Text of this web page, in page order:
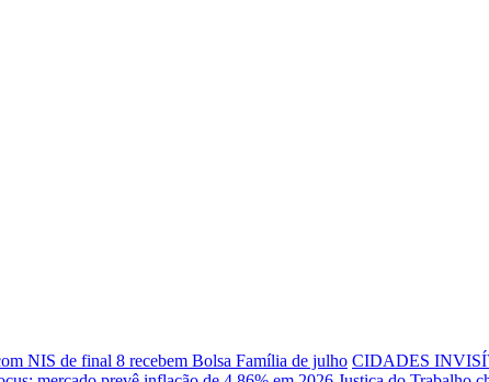
NIS de final 8 recebem Bolsa Família de julho CIDADES